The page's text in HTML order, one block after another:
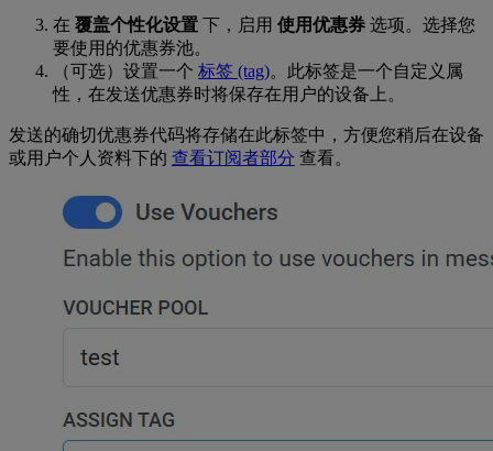
在 覆盖个性化设置 下，启用 使用优惠券 选项。选择您
要使用的优惠券池。
（可选）设置一个 标签 (tag)。此标签是一个自定义属
性，在发送优惠券时将保存在用户的设备上。
发送的确切优惠券代码将存储在此标签中，方便您稍后在设备
或用户个人资料下的 查看订阅者部分 查看。